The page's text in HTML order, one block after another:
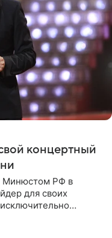
концертный
Минюстом РФ в
для своих